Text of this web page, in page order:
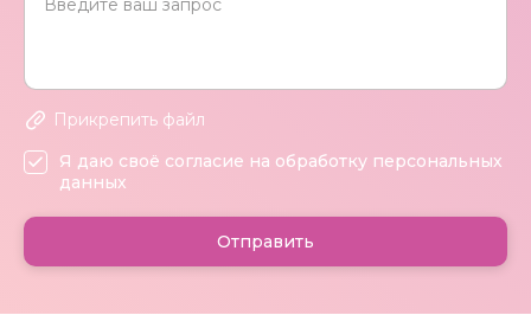
Прикрепить файл
Я даю своё согласие на обработку персональных
данных
Отправить